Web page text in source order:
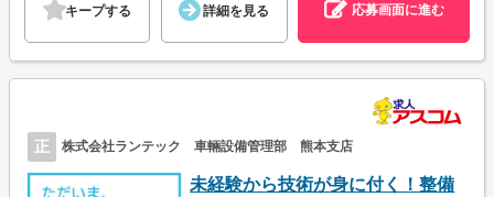
キープする 詳細を見る 応募画面に進む
正 株式会社ランテック 車輛設備管理部 熊本支店
未経験から技術が身に付く！整備